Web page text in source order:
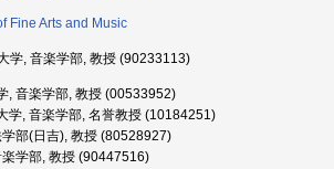
Fine Arts and Music
学, 音楽学部, 教授 (90233113)
, 音楽学部, 教授 (00533952)
学, 音楽学部, 名誉教授 (10184251)
部(日吉), 教授 (80528927)
学部, 教授 (90447516)